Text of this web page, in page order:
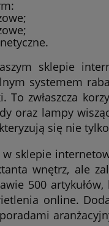
sklepie
systemem
To zwłaszcza
oraz lampy
się nie
sklepie
wnętrz, ale
500
online.